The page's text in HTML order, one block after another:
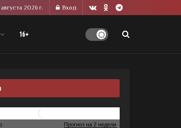
2026 г. Вход
16+